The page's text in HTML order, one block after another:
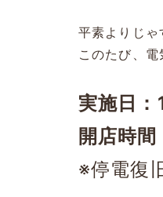
平素よりじゃ
このたび、
実施日：
開店時
※停電復